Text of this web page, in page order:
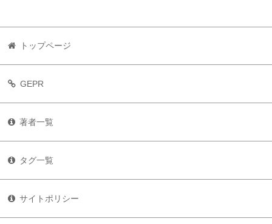
トップページ
GEPR
著者一覧
タグ一覧
サイトポリシー